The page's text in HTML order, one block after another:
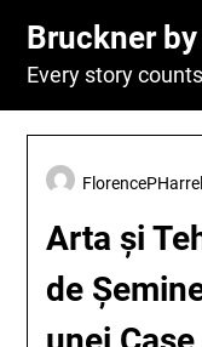
content
Bruckner
Every story
Arta și
de